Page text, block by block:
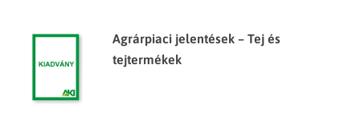
Agrárpiaci jelentések – Tej és
tejtermékek